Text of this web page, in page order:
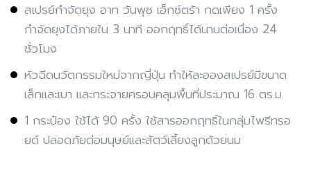
สเปรย์กำจัดยุง อาท วันพุช เอ็กซ์ตร้า กดเพียง 1 ครั้ง
กำจัดยุงได้ภายใน 3 นาที ออกฤทธิ์ได้นานต่อเนื่อง 24
ชั่วโมง
หัวฉีดนวัตกรรมใหม่จากญี่ปุ่น ทำให้ละอองสเปรย์มีขนาด
เล็กและเบา และกระจายครอบคลุมพื้นที่ประมาณ 16 ตร.ม.
1 กระป๋อง ใช้ได้ 90 ครั้ง ใช้สารออกฤทธิ์ในกลุ่มไพรีทรอ
ยด์ ปลอดภัยต่อมนุษย์และสัตว์เลี้ยงลูกด้วยนม